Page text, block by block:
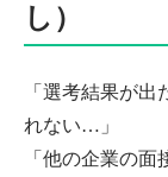
し）
「選考結果が
れない…」
「他の企業の面